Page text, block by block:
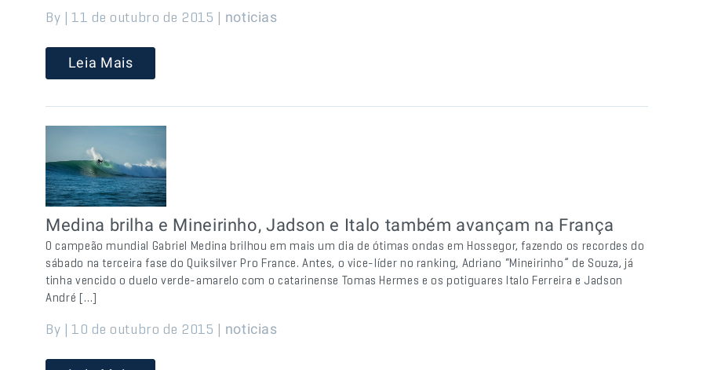
By | 11 de outubro de 2015 | noticias
Leia Mais
Medina brilha e Mineirinho, Jadson e Italo também avançam na França
O campeão mundial Gabriel Medina brilhou em mais um dia de ótimas ondas em Hossegor, fazendo os recordes do
sábado na terceira fase do Quiksilver Pro France. Antes, o vice-líder no ranking, Adriano “Mineirinho” de Souza, já
tinha vencido o duelo verde-amarelo com o catarinense Tomas Hermes e os potiguares Italo Ferreira e Jadson
André […]
By | 10 de outubro de 2015 | noticias